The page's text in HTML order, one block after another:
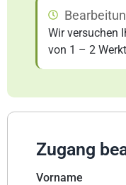
Wir versuchen
von 1 – 2
Zugang
Vorname